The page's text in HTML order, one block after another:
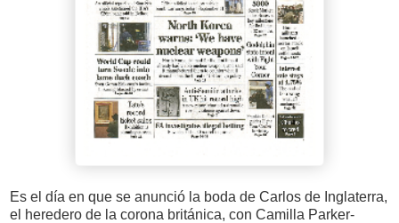
Es el día en que se anunció la boda de Carlos de Inglaterra,
el heredero de la corona británica, con Camilla Parker-